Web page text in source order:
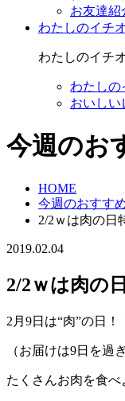
お友達紹
わたしのイチ
わたしのイチ
わたしの
おいしい
今週のお
HOME
今週のおすす
2/2ｗは肉の日
2019.02.04
2/2ｗは肉の
2月9日は“肉”の日
（お届けは9日を過
たくさんお肉を食べ